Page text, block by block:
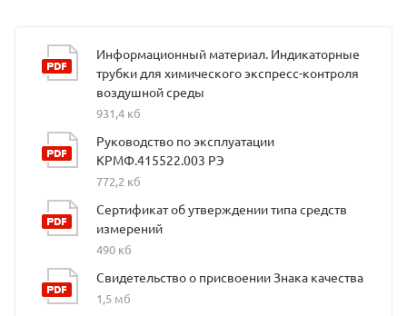
Информационный материал. Индикаторные
трубки для химического экспресс-контроля
воздушной среды
931,4 кб
Руководство по эксплуатации
КРМФ.415522.003 РЭ
772,2 кб
Сертификат об утверждении типа средств
измерений
490 кб
Свидетельство о присвоении Знака качества
1,5 мб